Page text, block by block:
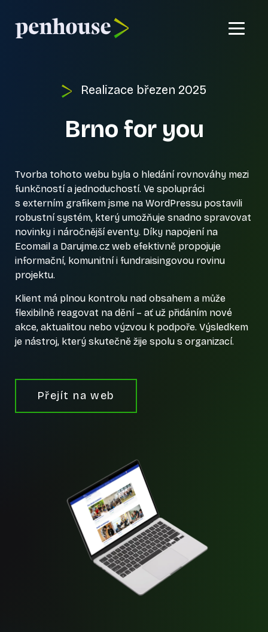
Co umíme?
Reference
Realizace březen 2025
Brno for you
Tvorba tohoto webu byla o hledání rovnováhy mezi
funkčností a jednoduchostí. Ve spolupráci
s externím grafikem jsme na WordPressu postavili
robustní systém, který umožňuje snadno spravovat
novinky i náročnější eventy. Díky napojení na
Ecomail a Darujme.cz web efektivně propojuje
informační, komunitní i fundraisingovou rovinu
projektu.
Klient má plnou kontrolu nad obsahem a může
flexibilně reagovat na dění – ať už přidáním nové
akce, aktualitou nebo výzvou k podpoře. Výsledkem
je nástroj, který skutečně žije spolu s organizací.
Přejít na web